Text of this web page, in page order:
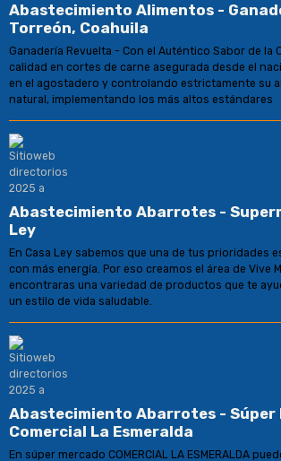
Abastecimiento Alimentos -
Torreón, Coahuila
Ganadería Revuelta - Con el Auténtico Sabor de la
calidad en cortes de carne asegurada desde el
en el agostadero y controlando estrictamente su
natural, implementando los más altos estándares
Abastecimiento Abarrotes -
Ley
En Casa Ley sabemos que una de tus prioridades
con más energía. Por eso creamos el área de Vive
encontraras una variedad de productos que te
un estilo de vida saludable.
Abastecimiento Abarrotes - Súper
Comercial La Esmeralda
En súper mercado COMERCIAL LA ESMERALDA